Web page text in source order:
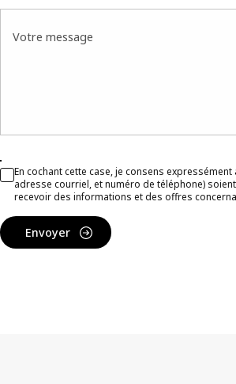
Votre message
En cochant cette case, je consens
adresse courriel, et numéro de téléphone)
recevoir des informations et des offres
Envoyer